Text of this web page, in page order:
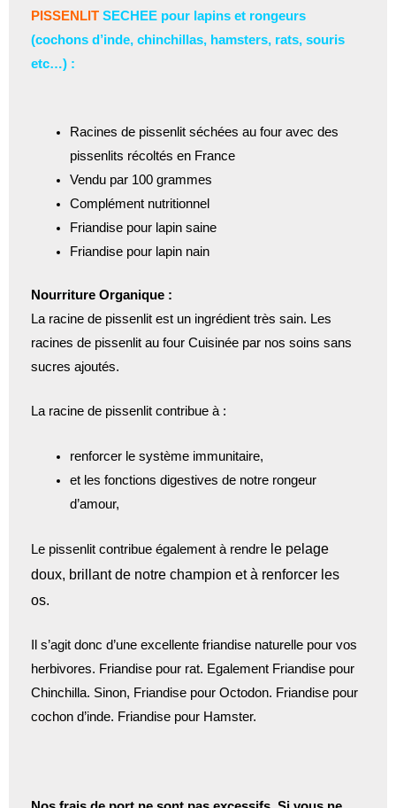
PISSENLIT SECHEE pour lapins et rongeurs
(cochons d’inde, chinchillas, hamsters, rats, souris
etc…) :
Racines de pissenlit séchées au four avec des
pissenlits récoltés en France
Vendu par 100 grammes
Complément nutritionnel
Friandise pour lapin saine
Friandise pour lapin nain
Nourriture Organique :
La racine de pissenlit est un ingrédient très sain. Les
racines de pissenlit au four Cuisinée par nos soins sans
sucres ajoutés.
La racine de pissenlit contribue à :
renforcer le système immunitaire,
et les fonctions digestives de notre rongeur
d’amour,
Le pissenlit contribue également à rendre le pelage
doux, brillant de notre champion et à renforcer les
os.
Il s’agit donc d’une excellente friandise naturelle pour vos
herbivores. Friandise pour rat. Egalement Friandise pour
Chinchilla. Sinon, Friandise pour Octodon. Friandise pour
cochon d’inde. Friandise pour Hamster.